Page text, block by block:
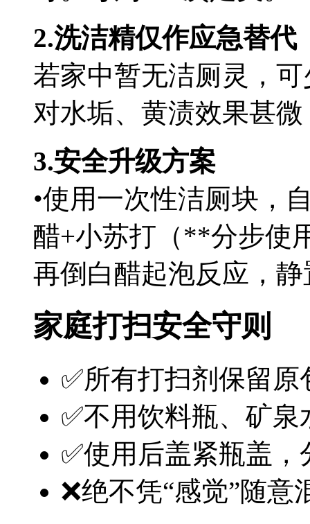
2.洗洁精仅作应急替代
若家中暂无洁厕灵，
对水垢、黄渍效果甚
3.安全升级方案
•使用一次性洁厕块，
醋+小苏打（**分步使
再倒白醋起泡反应，
家庭打扫安全守则
✅所有打扫剂保留
✅不用饮料瓶、矿
✅使用后盖紧瓶盖
❌绝不凭“感觉”随